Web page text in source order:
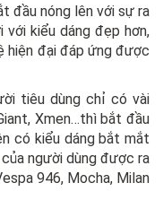
đầu nóng lên với sự ra
với kiểu dáng đẹp hơn,
hiện đại đáp ứng được
tiêu dùng chỉ có vài
Xmen…thì bắt đầu
có kiểu dáng bắt mắt
người dùng được ra
946, Mocha, Milan